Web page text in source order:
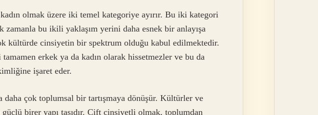
olmak üzere iki temel kategoriye ayırır. Bu iki kategori
zamanla bu ikili yaklaşım yerini daha esnek bir anlayışa
kültürde cinsiyetin bir spektrum olduğu kabul edilmektedir.
erkek ya da kadın olarak hissetmezler ve bu da
işaret eder.
çok toplumsal bir tartışmaya dönüşür. Kültürler ve
birer yapı taşıdır. Çift cinsiyetli olmak, toplumdan